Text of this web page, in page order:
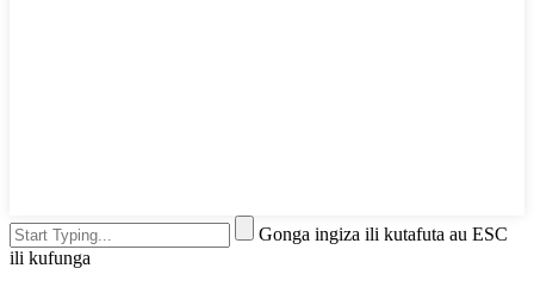
Gonga ingiza ili kutafuta au ESC
ili kufunga